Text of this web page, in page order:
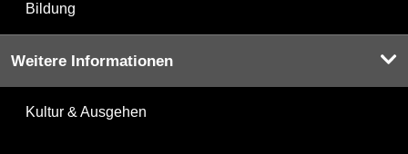
Bildung
Weitere Informationen
Kultur & Ausgehen